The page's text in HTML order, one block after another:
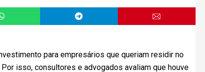
para empresários que queriam residir no
isso, consultores e advogados avaliam que houve